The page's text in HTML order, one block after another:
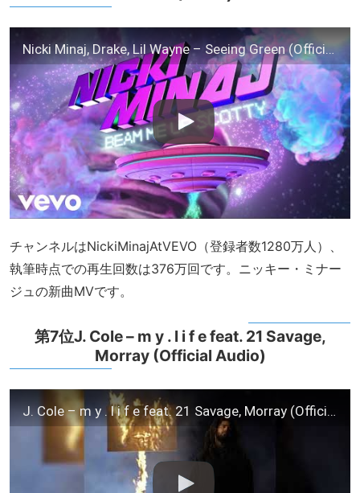
Nicki Minaj, Drake, Lil Wayne – Seeing Green (Official Audio)
チャンネルはNickiMinajAtVEVO（登録者数1280万人）、
執筆時点での再生回数は376万回です。ニッキー・ミナー
ジュの新曲MVです。
第7位J. Cole – m y . l i f e feat. 21 Savage,
Morray (Official Audio)
J. Cole – m y . l i f e feat. 21 Savage, Morray (Official Audio)